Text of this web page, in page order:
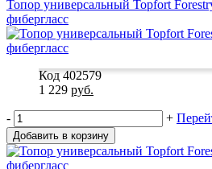
Топор универсальный Topfort
фибергласс
Код 402579
1 229 руб.
- +
Добавить в корзину